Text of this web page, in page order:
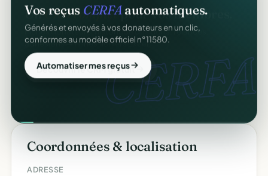
CERFA.
Vos reçus CERFAautomatiques.
Générés et envoyés à vos donateurs en un clic,
conformes au modèle officiel n°11580.
Automatiser mes reçus
Coordonnées & localisation
ADRESSE